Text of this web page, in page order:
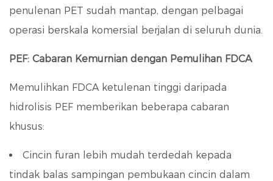
penulenan PET sudah mantap, dengan pelbagai
operasi berskala komersial berjalan di seluruh dunia.
PEF: Cabaran Kemurnian dengan Pemulihan FDCA
Memulihkan FDCA ketulenan tinggi daripada
hidrolisis PEF memberikan beberapa cabaran
khusus:
Cincin furan lebih mudah terdedah kepada
tindak balas sampingan pembukaan cincin dalam